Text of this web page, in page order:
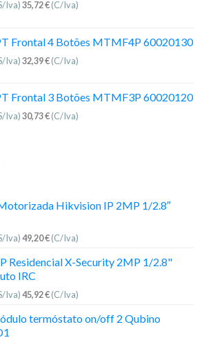
Iva)35,72€(C/Iva)
Frontal 4 Botões MTMF4P 60020130
Iva)32,39€(C/Iva)
Frontal 3 Botões MTMF3P 60020120
Iva)30,73€(C/Iva)
Hikvision IP 2MP 1/2.8″
Iva)49,20€(C/Iva)
Residencial X-Security 2MP 1/2.8"
IRC
Iva)45,92€(C/Iva)
termóstato on/off 2 Qubino